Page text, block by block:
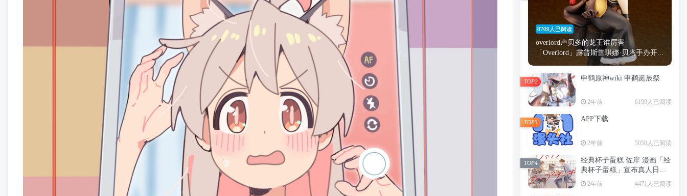
8709人已阅读
overlord卢贝多的龙王谁厉害
「Overlord」露普斯蕾琪娜·贝塔手办开...
申鹤原神wiki 申鹤诞辰祭
2年前 6199人已阅读
TOP2
APP下载
2年前 5058人已阅读
TOP3
经典杯子蛋糕 佐岸 漫画「经
典杯子蛋糕」宣布真人日剧
化
2年前 4471人已阅读
TOP4